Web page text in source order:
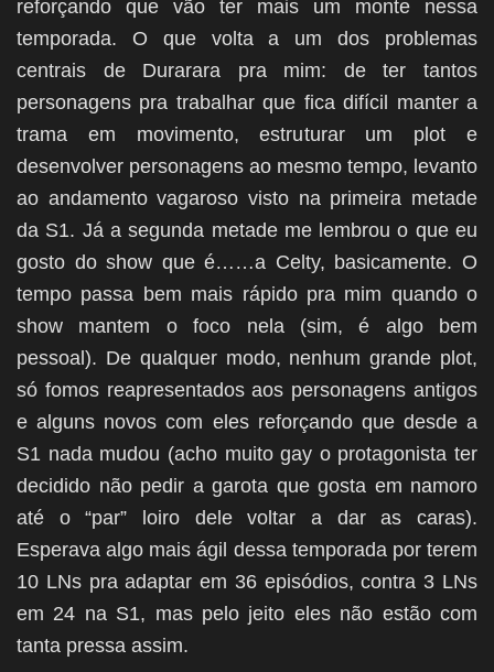
reforçando que vão ter mais um monte nessa
temporada. O que volta a um dos problemas
centrais de Durarara pra mim: de ter tantos
personagens pra trabalhar que fica difícil manter a
trama em movimento, estruturar um plot e
desenvolver personagens ao mesmo tempo, levanto
ao andamento vagaroso visto na primeira metade
da S1. Já a segunda metade me lembrou o que eu
gosto do show que é……a Celty, basicamente. O
tempo passa bem mais rápido pra mim quando o
show mantem o foco nela (sim, é algo bem
pessoal). De qualquer modo, nenhum grande plot,
só fomos reapresentados aos personagens antigos
e alguns novos com eles reforçando que desde a
S1 nada mudou (acho muito gay o protagonista ter
decidido não pedir a garota que gosta em namoro
até o “par” loiro dele voltar a dar as caras).
Esperava algo mais ágil dessa temporada por terem
10 LNs pra adaptar em 36 episódios, contra 3 LNs
em 24 na S1, mas pelo jeito eles não estão com
tanta pressa assim.